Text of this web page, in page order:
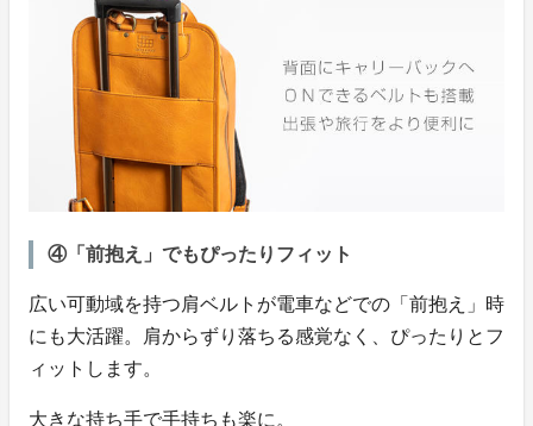
④「前抱え」でもぴったりフィット
広い可動域を持つ肩ベルトが電車などでの「前抱え」時
にも大活躍。肩からずり落ちる感覚なく、ぴったりとフ
ィットします。
大きな持ち手で手持ちも楽に。